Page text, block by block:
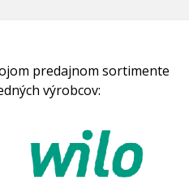
predajnom sortimente
výrobcov: